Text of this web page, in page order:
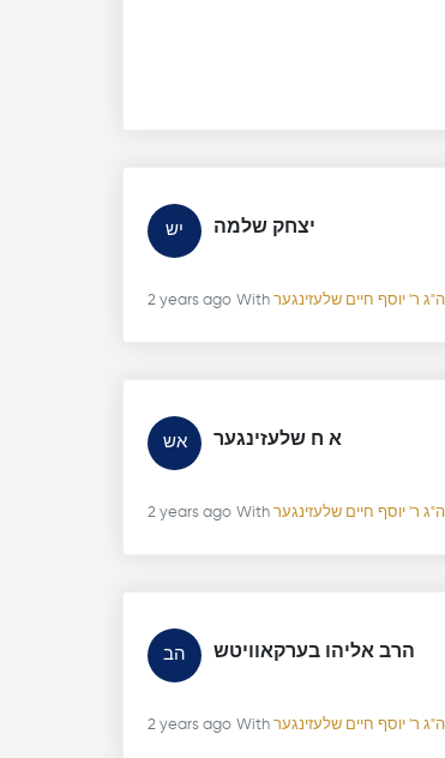
יש יצחק שלמה
2 years ago With
אש א ח שלעזינגער
2 years ago With
הב הרב אליהו בערקאוויטש
2 years ago With